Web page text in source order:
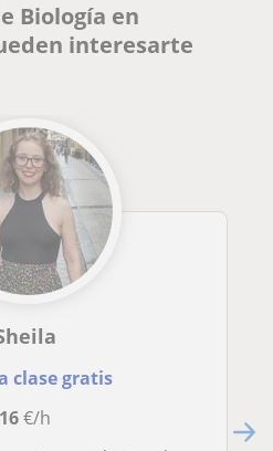
Biología en
interesarte
clase gratis
16€/h